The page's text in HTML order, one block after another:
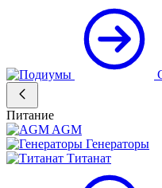
Питание
AGM
Генераторы
Титанат